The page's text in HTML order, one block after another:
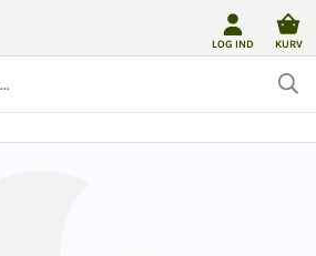
LOG IND KURV